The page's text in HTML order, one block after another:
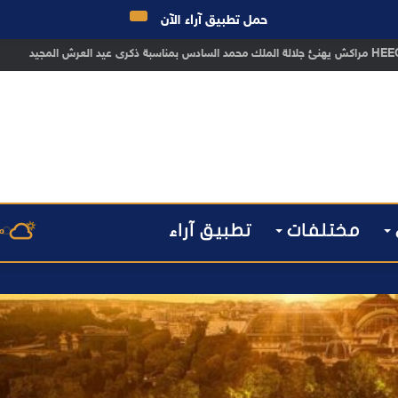
مختلفات تطبيق آراء
حمل تطبيق آراء الآن